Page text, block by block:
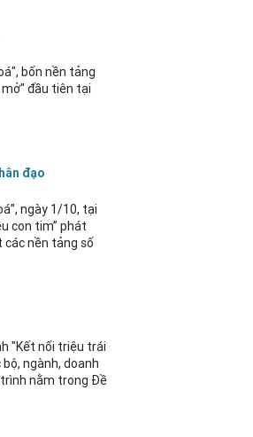
bốn nền tảng
đầu tiên tại
đạo
ngày 1/10, tại
con tim” phát
các nền tảng số
"Kết nối triệu trái
ngành, doanh
nằm trong Đề